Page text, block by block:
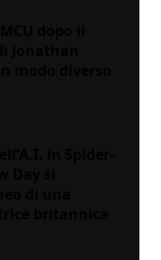
dopo il
Jonathan
in Spider-
Day si